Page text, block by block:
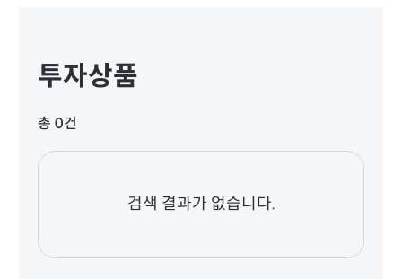
투자상품
총 0건
검색 결과가 없습니다.